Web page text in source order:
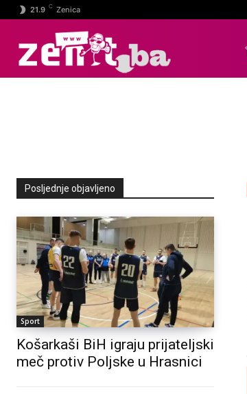
21.9 C Zenica
Posljednje objavljeno
Sport
Košarkaši BiH igraju prijateljski
meč protiv Poljske u Hrasnici